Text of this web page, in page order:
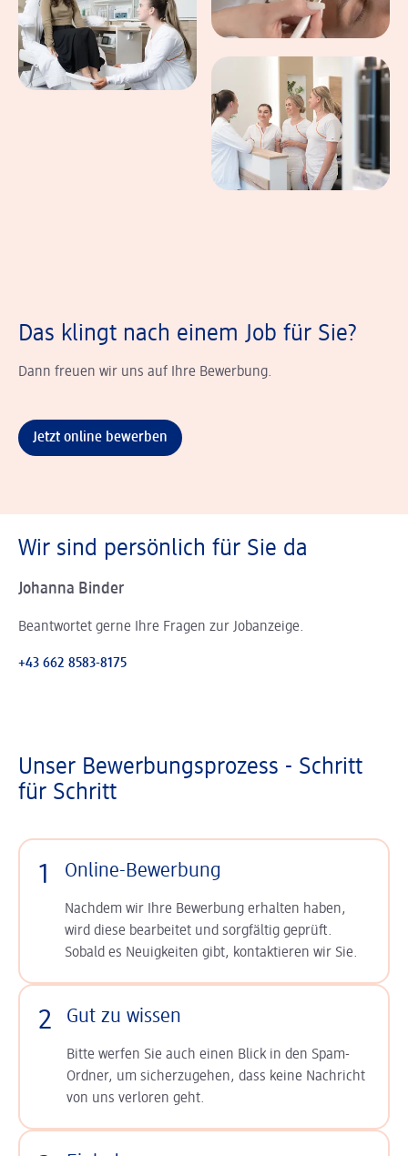
Das klingt nach einem Job für Sie?
Dann freuen wir uns auf Ihre Bewerbung.
Jetzt online bewerben
Wir sind persönlich für Sie da
Johanna Binder
Beantwortet gerne Ihre Fragen zur Jobanzeige.
+43 662 8583-8175
Unser Bewerbungsprozess - Schritt
für Schritt
1 Online-Bewerbung
Nachdem wir Ihre Bewerbung erhalten haben,
wird diese bearbeitet und sorgfältig geprüft.
Sobald es Neuigkeiten gibt, kontaktieren wir Sie.
2 Gut zu wissen
Bitte werfen Sie auch einen Blick in den Spam-
Ordner, um sicherzugehen, dass keine Nachricht
von uns verloren geht.